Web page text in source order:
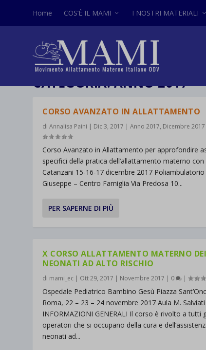
Home COS’È IL MAMI I NOSTRI MATERIALI
CATEGORIA:ANNO 2017
CORSO AVANZATO IN ALLATTAMENTO
diAnnalisa Paini | Dic 3, 2017 |Anno 2017, Dicembre 2017
Corso Avanzato in Allattamento per approfondire
specifici della pratica dell’allattamento materno con
Catanzani 15-16-17 dicembre 2017 Poliambulatorio
Giuseppe – Centro Famiglia Via Predosa 10...
PER SAPERNE DI PIÙ
X CORSO ALLATTAMENTO MATERNO DEI
NEONATI AD ALTO RISCHIO
di mami_ec | Ott 29, 2017 | Novembre 2017 | 0 |
Ospedale Pediatrico Bambino Gesù Piazza
Roma, 22 – 23 – 24 novembre 2017 Aula M. Salviati
INFORMAZIONI GENERALI Il corso è rivolto a tutti
operatori che si occupano della cura e
neonati ad...